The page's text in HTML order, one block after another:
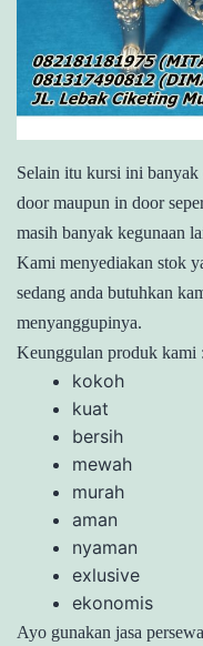
Selain itu kursi ini
door maupun in door
masih banyak kegunaan
Kami menyediakan stok
sedang anda butuhkan
menyanggupinya.
Keunggulan produk kami :
kokoh
kuat
bersih
mewah
murah
aman
nyaman
exlusive
ekonomis
Ayo gunakan jasa